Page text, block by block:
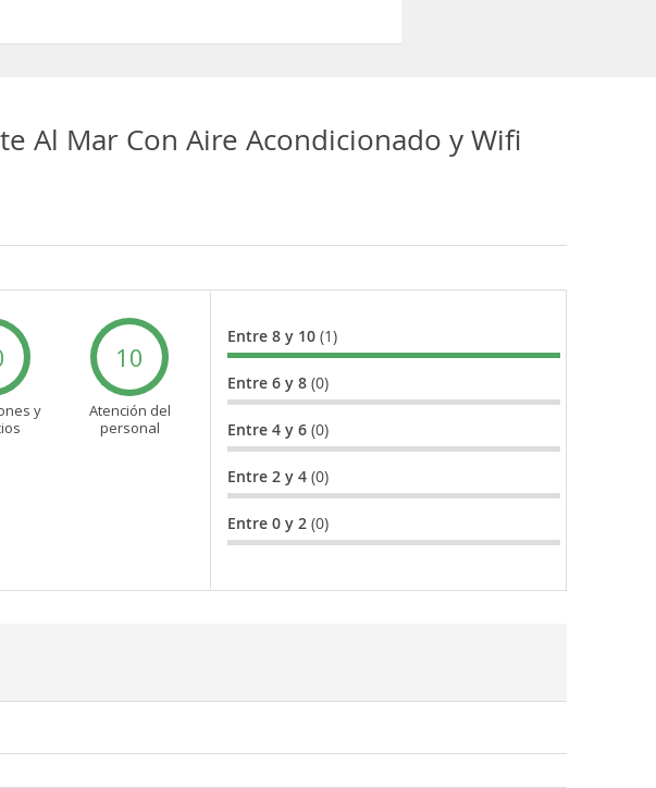
Al Mar Con Aire Acondicionado y Wifi
y
10
Atención del
personal
Entre 8 y 10 (1)
Entre 6 y 8 (0)
Entre 4 y 6 (0)
Entre 2 y 4 (0)
Entre 0 y 2 (0)